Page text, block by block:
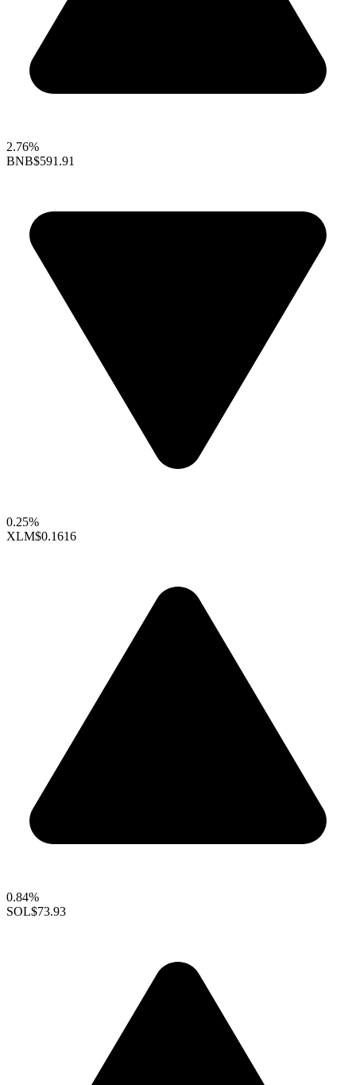
2.76%
BNB$591.91
0.25%
XLM$0.1616
0.84%
SOL$73.93